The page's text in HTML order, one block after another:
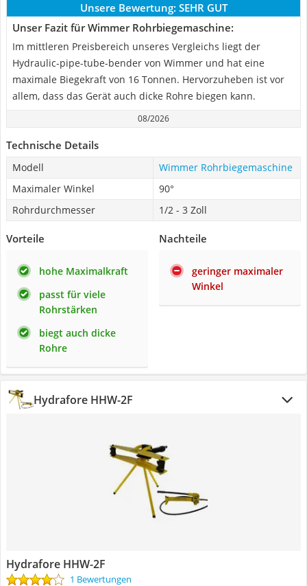
Unsere Bewertung: SEHR GUT
Unser Fazit für Wimmer Rohrbiegemaschine:
Im mittleren Preisbereich unseres Vergleichs liegt der
Hydraulic-pipe-tube-bender von Wimmer und hat eine
maximale Biegekraft von 16 Tonnen. Hervorzuheben ist vor
allem, dass das Gerät auch dicke Rohre biegen kann.
08/2026
Technische Details
Modell
Wimmer Rohrbiegemaschine
Maximaler Winkel
90°
Rohrdurchmesser
1/2 - 3 Zoll
Vorteile
hohe Maximalkraft
passt für viele
Rohrstärken
biegt auch dicke
Rohre
Nachteile
geringer maximaler
Winkel
Hydrafore HHW-2F
Hydrafore HHW-2F
1 Bewertungen